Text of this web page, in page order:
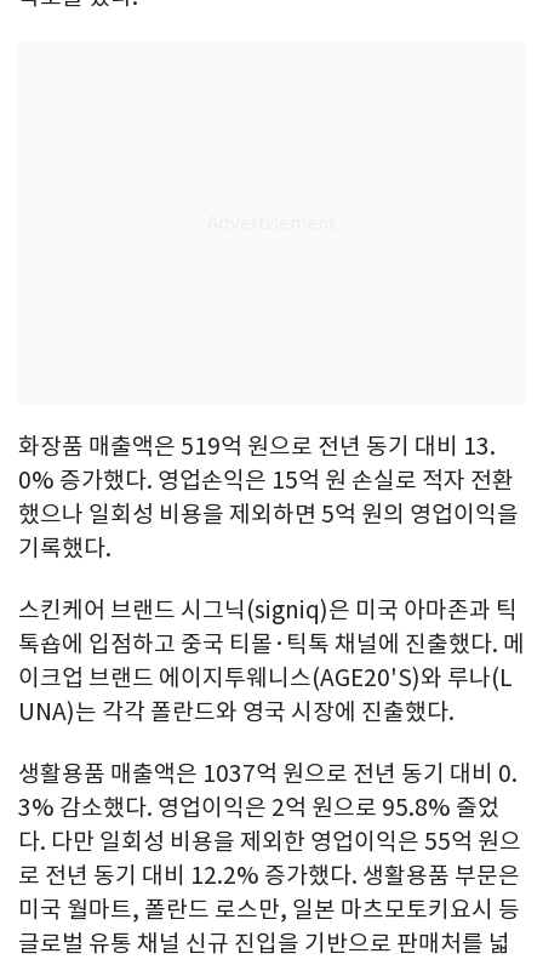
화장품 매출액은 519억 원으로 전년 동기 대비 13.
0% 증가했다. 영업손익은 15억 원 손실로 적자 전환
했으나 일회성 비용을 제외하면 5억 원의 영업이익을
기록했다.
스킨케어 브랜드 시그닉(signiq)은 미국 아마존과 틱
톡숍에 입점하고 중국 티몰·틱톡 채널에 진출했다. 메
이크업 브랜드 에이지투웨니스(AGE20'S)와 루나(L
UNA)는 각각 폴란드와 영국 시장에 진출했다.
생활용품 매출액은 1037억 원으로 전년 동기 대비 0.
3% 감소했다. 영업이익은 2억 원으로 95.8% 줄었
다. 다만 일회성 비용을 제외한 영업이익은 55억 원으
로 전년 동기 대비 12.2% 증가했다. 생활용품 부문은
미국 월마트, 폴란드 로스만, 일본 마츠모토키요시 등
글로벌 유통 채널 신규 진입을 기반으로 판매처를 넓